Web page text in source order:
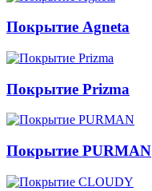
Покрытие Agneta
Покрытие Prizma
Покрытие PURMAN